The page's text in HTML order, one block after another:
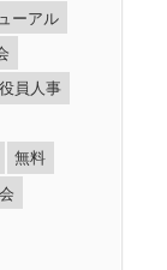
ーアル
役員人事
無料